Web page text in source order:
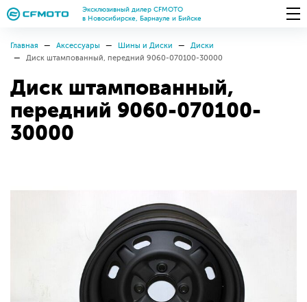
Эксклюзивный дилер CFMOTO
в Новосибирске, Барнауле и Бийске
Главная Аксессуары Шины и Диски
Диски
Диск штампованный, передний 9060-070100-30000
Диск штампованный,
передний 9060-070100-
30000